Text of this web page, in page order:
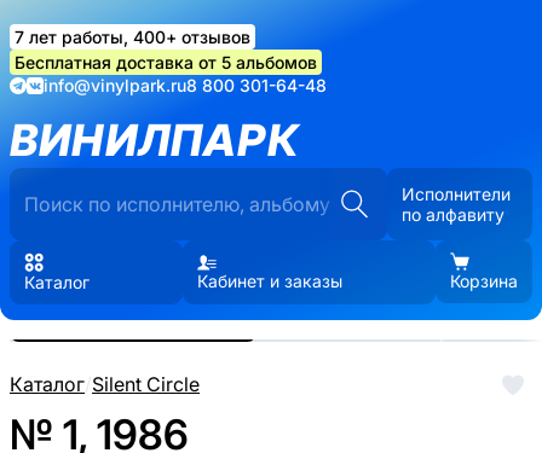
7 лет работы, 400+ отзывов
Бесплатная доставка от 5 альбомов
info@vinylpark.ru8 800 301-64-48
ВИНИЛПАРК
Исполнители
по алфавиту
Каталог Кабинет и заказы Корзина
Каталог/Silent Circle
№ 1, 1986
Реальные фото пластинки.
Нажмите, чтобы увеличить